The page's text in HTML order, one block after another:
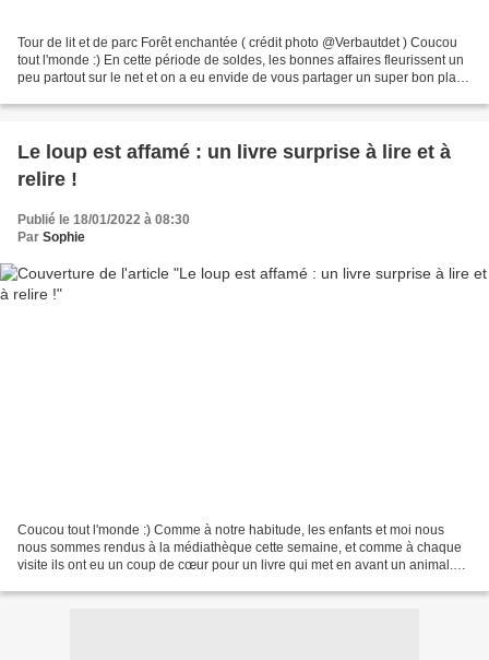
Tour de lit et de parc Forêt enchantée ( crédit photo @Verbautdet ) Coucou
tout l'monde :) En cette période de soldes, les bonnes affaires fleurissent un
peu partout sur le net et on a eu envide de vous partager un super bon plan.
Le loup est affamé : un livre surprise à lire et à
relire !
Publié le 18/01/2022 à 08:30
Par Sophie
Coucou tout l'monde :) Comme à notre habitude, les enfants et moi nous
nous sommes rendus à la médiathèque cette semaine, et comme à chaque
visite ils ont eu un coup de cœur pour un livre qui met en avant un animal.